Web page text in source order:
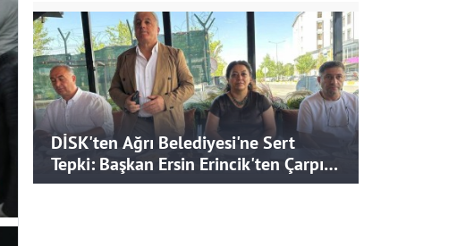
DİSK'ten Ağrı Belediyesi'ne Sert
Tepki: Başkan Ersin Erincik'ten Çarpıcı
İddialar